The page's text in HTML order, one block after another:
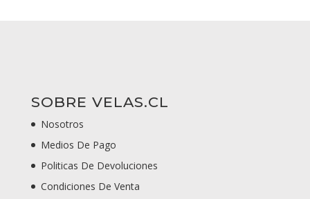
SOBRE VELAS.CL
Nosotros
Medios De Pago
Politicas De Devoluciones
Condiciones De Venta